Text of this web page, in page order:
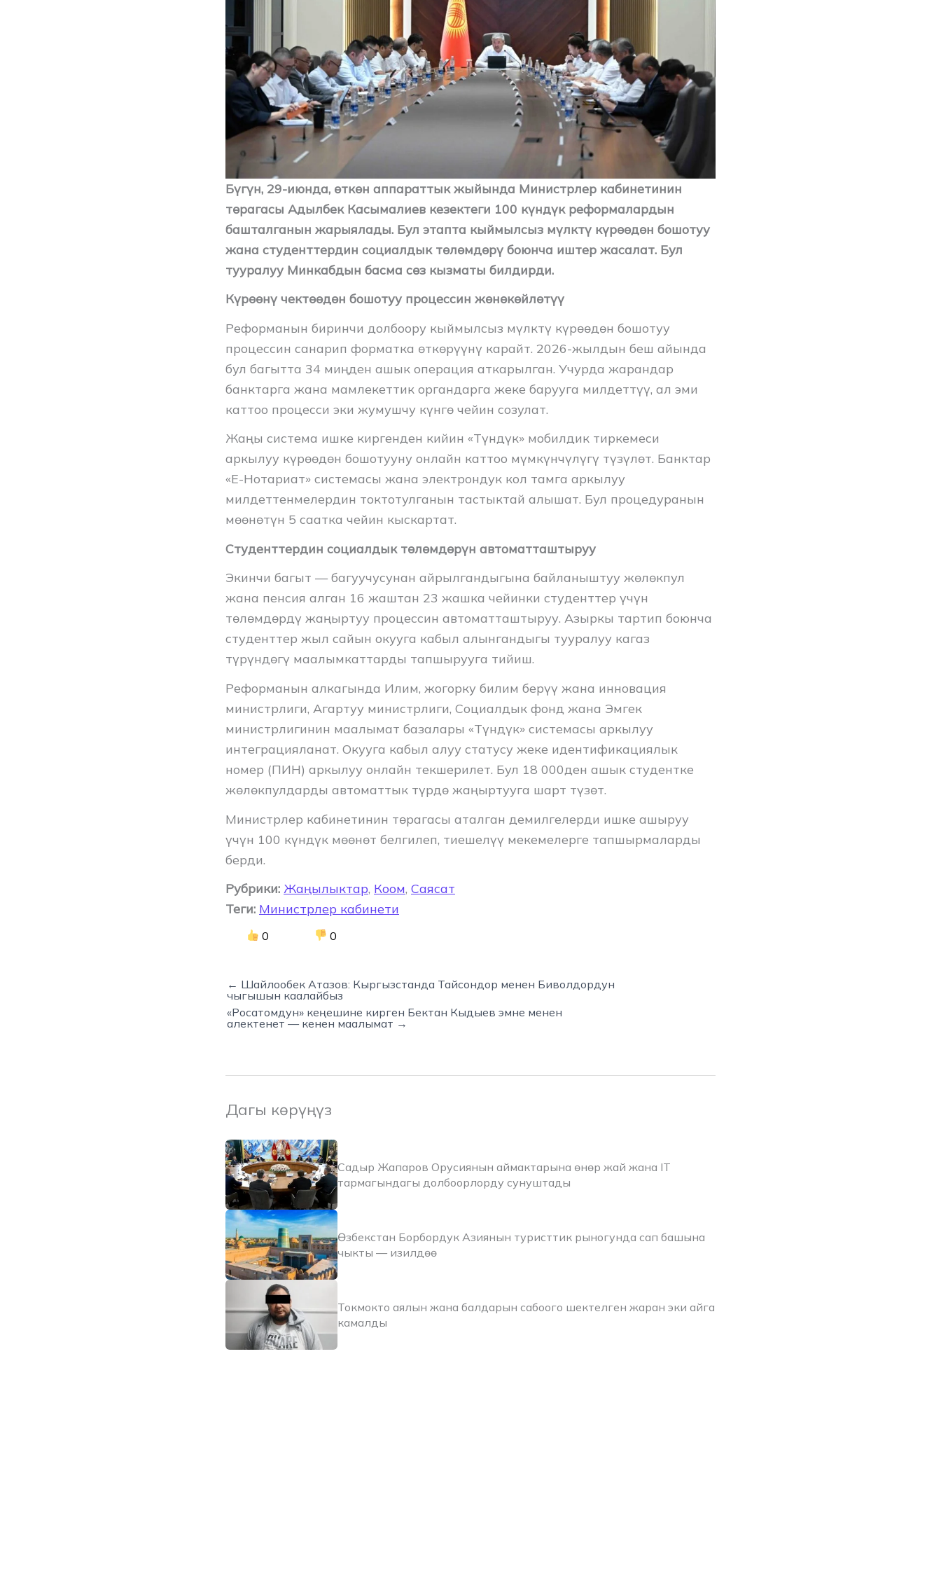
Бүгүн, 29-июнда, өткөн аппараттык жыйында Министрлер кабинетинин
төрагасы Адылбек Касымалиев кезектеги 100 күндүк реформалардын
башталганын жарыялады. Бул этапта кыймылсыз мүлктү күрөөдөн бошотуу
жана студенттердин социалдык төлөмдөрү боюнча иштер жасалат. Бул
тууралуу Минкабдын басма сөз кызматы билдирди.
Күрөөнү чектөөдөн бошотуу процессин жөнөкөйлөтүү
Реформанын биринчи долбоору кыймылсыз мүлктү күрөөдөн бошотуу
процессин санарип форматка өткөрүүнү карайт. 2026-жылдын беш айында
бул багытта 34 миңден ашык операция аткарылган. Учурда жарандар
банктарга жана мамлекеттик органдарга жеке барууга милдеттүү, ал эми
каттоо процесси эки жумушчу күнгө чейин созулат.
Жаңы система ишке киргенден кийин «Түндүк» мобилдик тиркемеси
аркылуу күрөөдөн бошотууну онлайн каттоо мүмкүнчүлүгү түзүлөт. Банктар
«Е-Нотариат» системасы жана электрондук кол тамга аркылуу
милдеттенмелердин токтотулганын тастыктай алышат. Бул процедуранын
мөөнөтүн 5 саатка чейин кыскартат.
Студенттердин социалдык төлөмдөрүн автоматташтыруу
Экинчи багыт — багуучусунан айрылгандыгына байланыштуу жөлөкпул
жана пенсия алган 16 жаштан 23 жашка чейинки студенттер үчүн
төлөмдөрдү жаңыртуу процессин автоматташтыруу. Азыркы тартип боюнча
студенттер жыл сайын окууга кабыл алынгандыгы тууралуу кагаз
түрүндөгү маалымкаттарды тапшырууга тийиш.
Реформанын алкагында Илим, жогорку билим берүү жана инновация
министрлиги, Агартуу министрлиги, Социалдык фонд жана Эмгек
министрлигинин маалымат базалары «Түндүк» системасы аркылуу
интеграцияланат. Окууга кабыл алуу статусу жеке идентификациялык
номер (ПИН) аркылуу онлайн текшерилет. Бул 18 000ден ашык студентке
жөлөкпулдарды автоматтык түрдө жаңыртууга шарт түзөт.
Министрлер кабинетинин төрагасы аталган демилгелерди ишке ашыруу
үчүн 100 күндүк мөөнөт белгилеп, тиешелүү мекемелерге тапшырмаларды
берди.
Рубрики: Жаңылыктар, Коом, Саясат
Теги: Министрлер кабинети
0 0
← Шайлообек Атазов: Кыргызстанда Тайсондор менен Биволдордун
чыгышын каалайбыз
«Росатомдун» кеңешине кирген Бектан Кыдыев эмне менен
алектенет — кенен маалымат →
Дагы көрүңүз
Садыр Жапаров Орусиянын аймактарына өнөр жай жана IT
тармагындагы долбоорлорду сунуштады
Өзбекстан Борбордук Азиянын туристтик рыногунда сап башына
чыкты — изилдөө
Токмокто аялын жана балдарын сабоого шектелген жаран эки айга
камалды